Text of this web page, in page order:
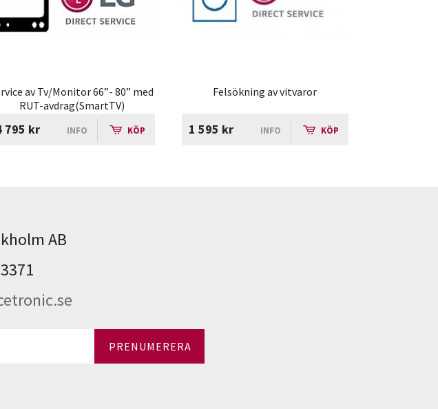
av Tv/Monitor 66”- 80” med
RUT-avdrag(SmartTV)
795 kr INFO KÖP
Felsökning av vitvaror
1 595 kr INFO KÖP
AB
PRENUMERERA